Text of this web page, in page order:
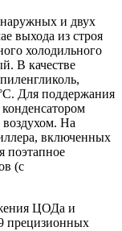
наружных и двух
выхода из строя
холодильного
В качестве
Для поддержания
На
включенных
поэтапное
(с
ЦОДа и
прецизионных